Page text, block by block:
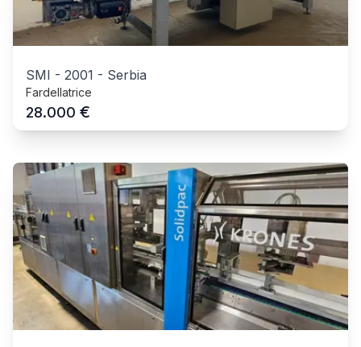
SMI - 2001 - Serbia
Fardellatrice
28.000 €